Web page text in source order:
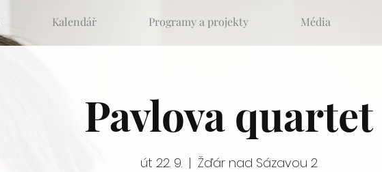
Kalendář Programy a projekty Média
Pavlova quartet
út 22. 9.
  |
Žďár nad Sázavou 2